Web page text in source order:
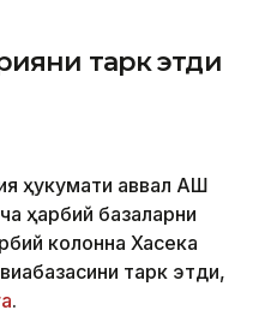
тарк этди
ҳукумати аввал АҚШ
ҳарбий базаларни
колонна Хасека
тарк этди,
.